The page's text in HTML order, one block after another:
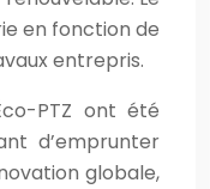
en fonction de
entrepris.
PTZ ont été
d’emprunter
globale,